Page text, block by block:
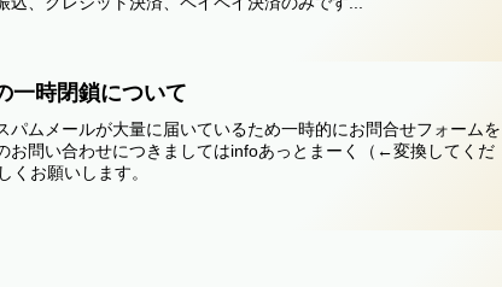
一時閉鎖について
パムメールが大量に届いているため一時的にお問合せフォームを
お問い合わせにつきましてはinfoあっとまーく（←変換してくだ
くお願いします。